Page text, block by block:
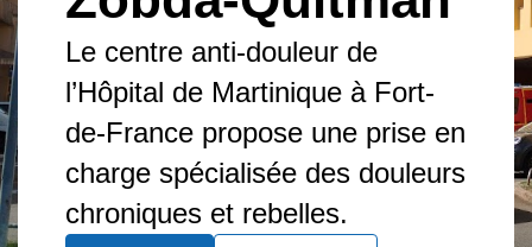
Le centre anti-douleur de
l’Hôpital de Martinique à Fort-
de-France propose une prise en
charge spécialisée des douleurs
chroniques et rebelles.